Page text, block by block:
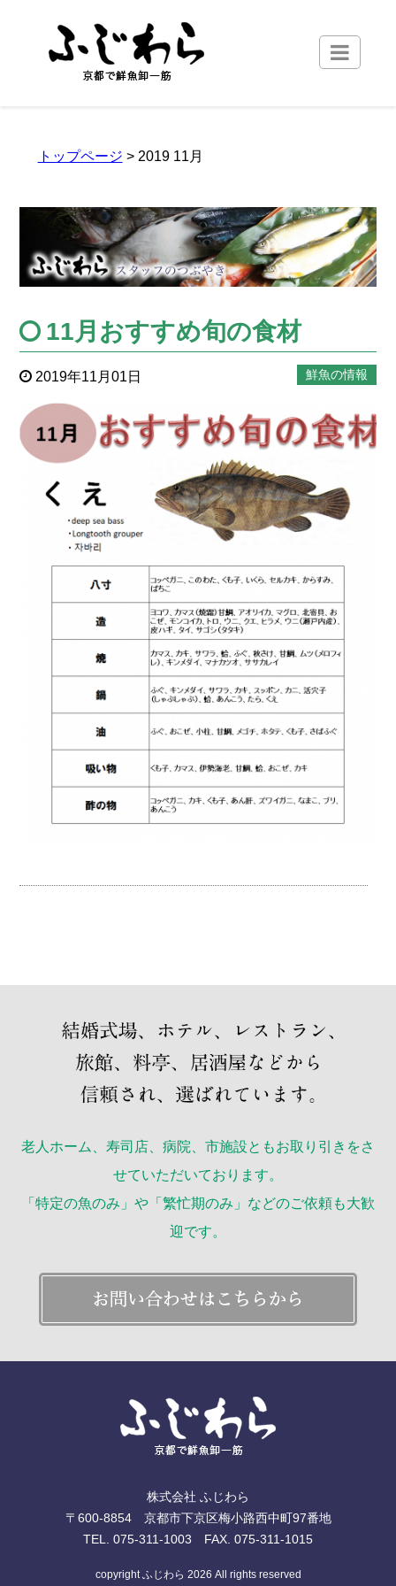
トップページ > 2019 11月
11月おすすめ旬の食材
2019年11月01日 鮮魚の情報
老人ホーム、寿司店、病院、市施設ともお取り引きをさ
せていただいております。
「特定の魚のみ」や「繁忙期のみ」などのご依頼も大歓
迎です。
株式会社 ふじわら
〒600-8854 京都市下京区梅小路西中町97番地
TEL. 075-311-1003 FAX. 075-311-1015
copyright ふじわら 2026 All rights reserved